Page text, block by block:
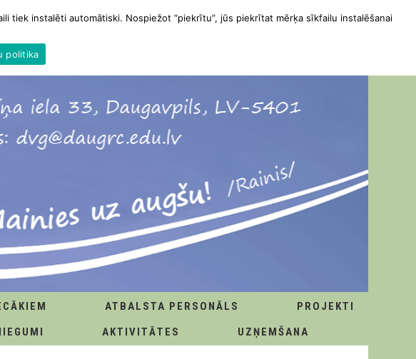
ATBALSTA PERSONĀLS
PROJEKTI
AKTIVITĀTES UZŅEMŠANA
instalēti automātiski. Nospiežot “piekrītu”, jūs piekrītat mērķa sīkfailu instalēšanai
politika